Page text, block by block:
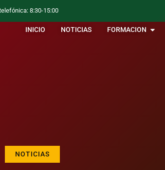
8:30-15:00
INICIO NOTICIAS FORMACION
NOTICIAS